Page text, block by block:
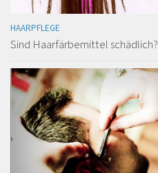
HAARPFLEGE
Sind Haarfärbemittel schädlich?